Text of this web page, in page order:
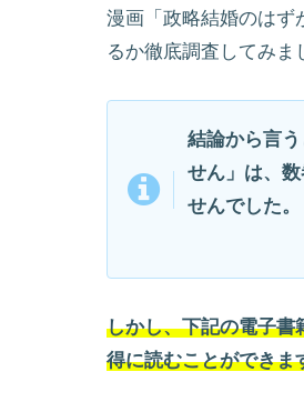
漫画「政略結婚のはず
るか徹底調査してみま
結論から言
せん」は、
せんでした。
しかし、下記の電子書
得に読むことができま